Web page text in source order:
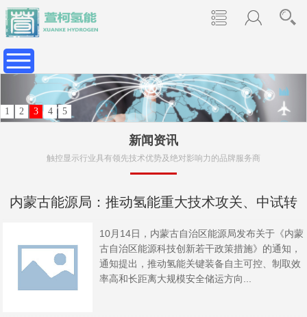
1 2 3 4 5
新闻资讯
触控显示行业具有领先技术优势及绝对影响力的品牌服务商
内蒙古能源局：推动氢能重大技术攻关、中试转
化、工程化应用
10月14日，内蒙古自治区能源局发布关于《内蒙
古自治区能源科技创新若干政策措施》的通知，
通知提出，推动氢能关键装备自主可控、制取效
率高和长距离大规模安全储运方向...